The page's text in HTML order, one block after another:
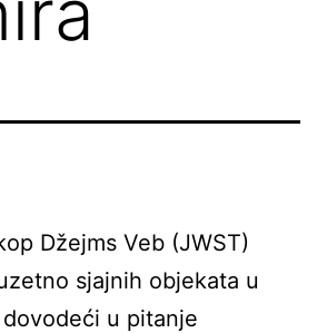
Džejms Veb (JWST)
sjajnih objekata u
u pitanje